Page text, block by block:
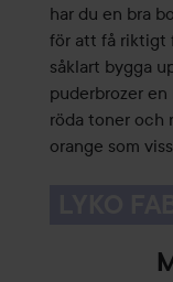
har du en bra
för att få riktigt
såklart bygga
puderbrozer
röda toner och
orange som